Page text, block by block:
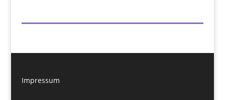
Impressum